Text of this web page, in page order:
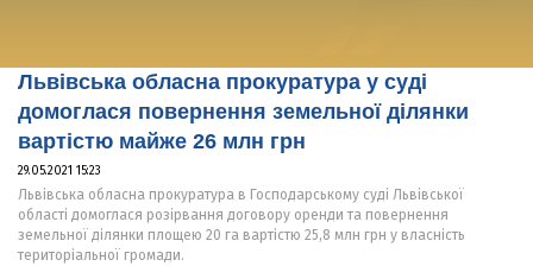
Львівська обласна прокуратура у суді
домоглася повернення земельної ділянки
вартістю майже 26 млн грн
29.05.2021 15:23
Львівська обласна прокуратура в Господарському суді Львівської
області домоглася розірвання договору оренди та повернення
земельної ділянки площею 20 га вартістю 25,8 млн грн у власність
територіальної громади.